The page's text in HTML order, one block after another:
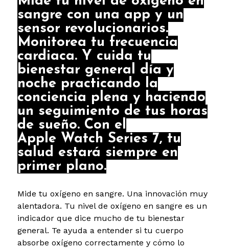
sangre con una app y un
sensor revolucionarios.
Monitorea tu frecuencia
cardiaca. Y cuida tu
bienestar general día y
noche practicando la
conciencia plena y haciendo
un seguimiento de tus horas
de sueño. Con el
Apple Watch Series 7, tu
salud estará siempre en
primer plano.
Mide tu oxígeno en sangre. Una innovación muy
alentadora. Tu nivel de oxígeno en sangre es un
indicador que dice mucho de tu bienestar
general. Te ayuda a entender si tu cuerpo
absorbe oxígeno correctamente y cómo lo